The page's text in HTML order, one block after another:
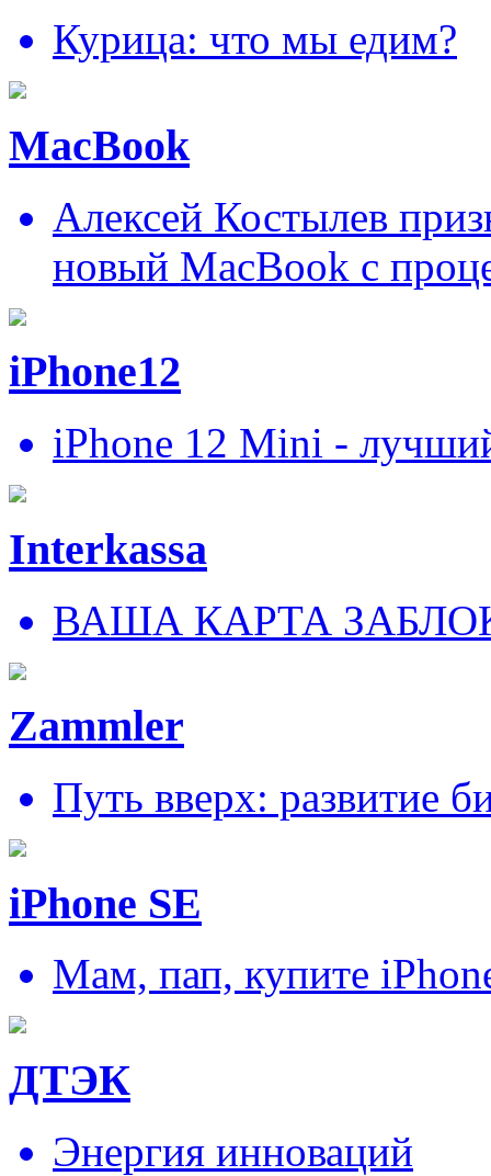
Курица: что мы едим?
MacBook
Алексей Костылев
новый MacBook c
iPhone12
iPhone 12 Mini -
Interkassa
ВАША КАРТА
Zammler
Путь вверх: развитие
iPhone SE
Мам, пап, купите
ДТЭК
Энергия инноваций